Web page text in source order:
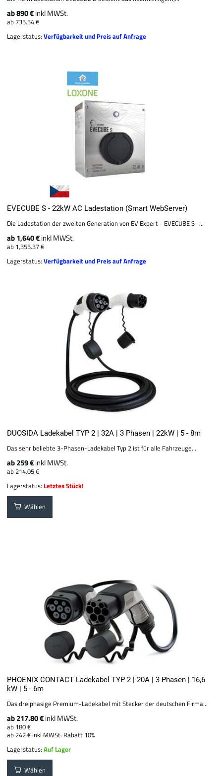
ab 890 €inkl MWSt.
ab 735.54 €
Lagerstatus:Verfügbarkeit und Preis auf Anfrage
EVECUBE S - 22kW AC Ladestation (Smart WebServer)
Die Ladestation der zweiten Generation von EV Expert - EVECUBE S -...
ab 1,640 €inkl MWSt.
ab 1,355.37 €
Lagerstatus:Verfügbarkeit und Preis auf Anfrage
DUOSIDA Ladekabel TYP 2 | 32A | 3 Phasen | 22kW | 5 - 8m
Das sehr beliebte 3-Phasen-Ladekabel Typ 2 ist für alle Fahrzeuge...
ab 259 €inkl MWSt.
ab 214.05 €
Lagerstatus: Letztes Stück!
Wählen
PHOENIX CONTACT Ladekabel TYP 2 | 20A | 3 Phasen | 16,6
kW | 5 - 6m
Das dreiphasige Premium-Ladekabel mit Stecker der deutschen Firma...
ab 217.80 €inkl MWSt.
ab 180 €
ab 242 €inkl MWSt. Rabatt 10%
Lagerstatus:Auf Lager
Wählen